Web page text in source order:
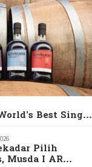
Best Sing…
Pilih
Musda I AR…